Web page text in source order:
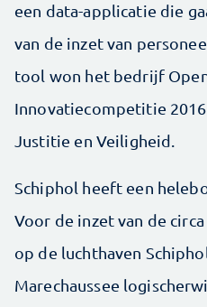
een data-applicatie die
van de inzet van
tool won het bedrijf
Innovatiecompetitie
Justitie en Veiligheid.
Schiphol heeft een
Voor de inzet van de
op de luchthaven
Marechaussee